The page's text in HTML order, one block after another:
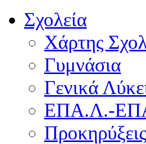
Σχολεία
Χάρτης
Γυμνάσια
Γενικά
ΕΠΑ.Λ.-